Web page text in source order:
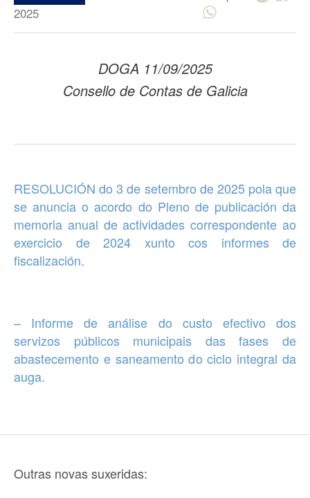
2025
DOGA 11/09/2025
Consello de Contas de Galicia
RESOLUCIÓN do 3 de setembro de 2025 pola que
se anuncia o acordo do Pleno de publicación da
memoria anual de actividades correspondente ao
exercicio de 2024 xunto cos informes de
fiscalización.
– Informe de análise do custo efectivo dos
servizos públicos municipais das fases de
abastecemento e saneamento do ciclo integral da
auga.
Outras novas suxeridas: